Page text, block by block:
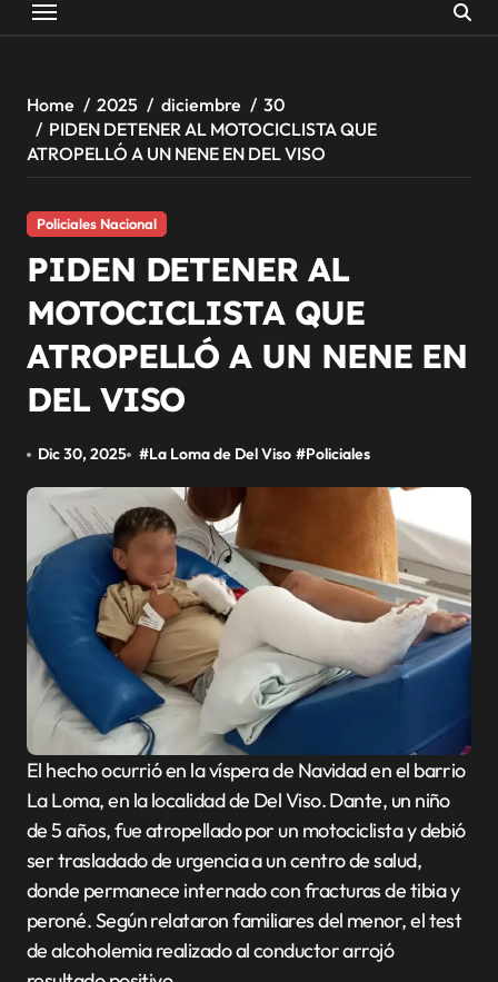
Home 2025 diciembre
30
PIDEN DETENER AL MOTOCICLISTA QUE
ATROPELLÓ A UN NENE EN DEL VISO
Policiales Nacional
PIDEN DETENER AL
MOTOCICLISTA QUE
ATROPELLÓ A UN NENE EN
DEL VISO
Dic 30, 2025 #La Loma de Del Viso #Policiales
El hecho ocurrió en la víspera de Navidad en el barrio
La Loma, en la localidad de Del Viso. Dante, un niño
de 5 años, fue atropellado por un motociclista y debió
ser trasladado de urgencia a un centro de salud,
donde permanece internado con fracturas de tibia y
peroné. Según relataron familiares del menor, el test
de alcoholemia realizado al conductor arrojó